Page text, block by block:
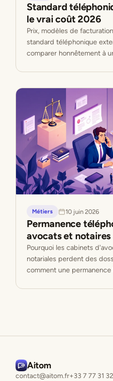
Standard
le vrai coût 2026
Prix, modèles de
standard téléphonique
comparer honnêtement à
Métiers 10 juin 2026
Permanence
avocats et notaires
Pourquoi les cabinets
notariales perdent des
comment une
Aitom
contact@aitom.fr+33 7 77 31